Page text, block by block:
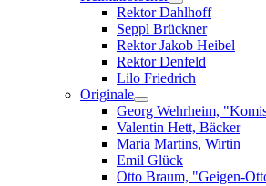
Rektor Dahlhoff
Seppl Brückner
Rektor Jakob Heibel
Rektor Denfeld
Lilo Friedrich
Originale
Georg Wehrheim,
Valentin Hett, Bäcker
Maria Martins, Wirtin
Emil Glück
Otto Braum, "Geigen-